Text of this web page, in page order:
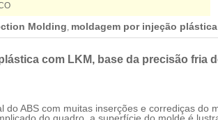
Molding, moldagem por injeção plástica
com LKM, base da precisão fria
do ABS com muitas inserções e corrediças do